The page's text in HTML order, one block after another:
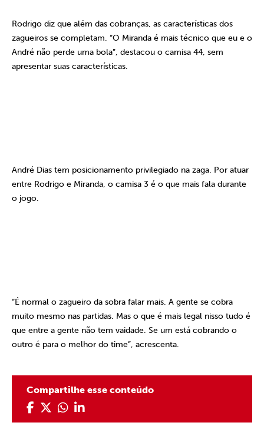
Rodrigo diz que além das cobranças, as características dos
zagueiros se completam. “O Miranda é mais técnico que eu e o
André não perde uma bola”, destacou o camisa 44, sem
apresentar suas características.
André Dias tem posicionamento privilegiado na zaga. Por atuar
entre Rodrigo e Miranda, o camisa 3 é o que mais fala durante
o jogo.
“É normal o zagueiro da sobra falar mais. A gente se cobra
muito mesmo nas partidas. Mas o que é mais legal nisso tudo é
que entre a gente não tem vaidade. Se um está cobrando o
outro é para o melhor do time”, acrescenta.
Compartilhe esse conteúdo